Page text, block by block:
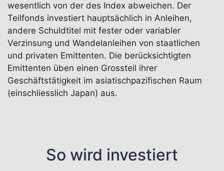
wesentlich von der des Index abweichen. Der
Teilfonds investiert hauptsächlich in Anleihen,
andere Schuldtitel mit fester oder variabler
Verzinsung und Wandelanleihen von staatlichen
und privaten Emittenten. Die berücksichtigten
Emittenten üben einen Grossteil ihrer
Geschäftstätigkeit im asiatischpazifischen Raum
(einschliesslich Japan) aus.
So wird investiert